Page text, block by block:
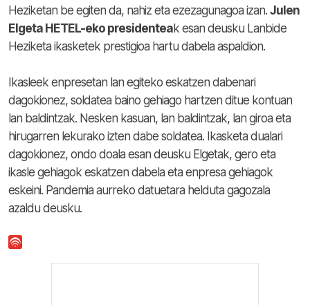
Heziketan be egiten da, nahiz eta ezezagunagoa izan. Julen
Elgeta HETEL-eko presidenteak esan deusku Lanbide
Heziketa ikasketek prestigioa hartu dabela aspaldion.
Ikasleek enpresetan lan egiteko eskatzen dabenari
dagokionez, soldatea baino gehiago hartzen ditue kontuan
lan baldintzak. Nesken kasuan, lan baldintzak, lan giroa eta
hirugarren lekurako izten dabe soldatea. Ikasketa dualari
dagokionez, ondo doala esan deusku Elgetak, gero eta
ikasle gehiagok eskatzen dabela eta enpresa gehiagok
eskeini. Pandemia aurreko datuetara helduta gagozala
azaldu deusku.